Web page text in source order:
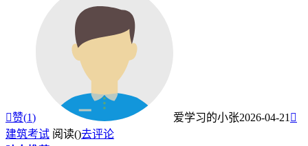
赞(1) 爱学习的小张2026-04-21 
建筑考试 阅读()去评论